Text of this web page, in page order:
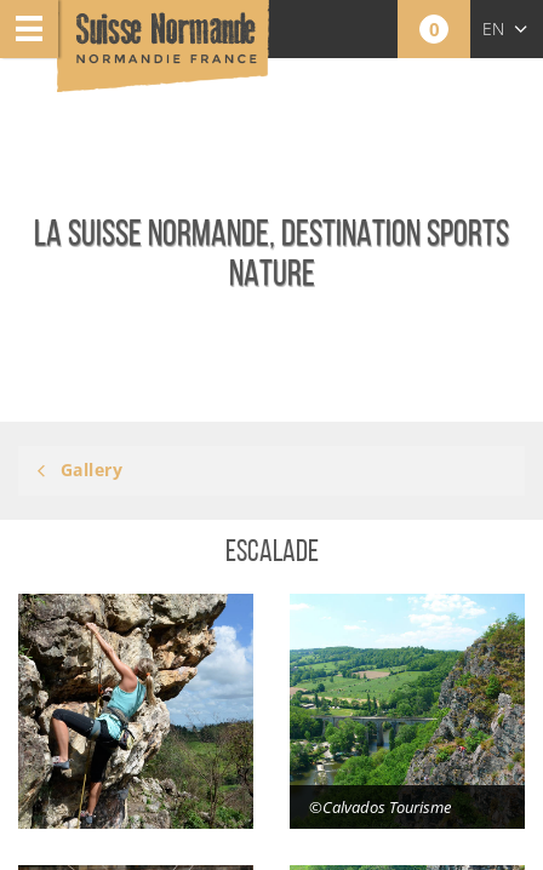
0 EN
LA SUISSE NORMANDE, DESTINATION SPORTS
NATURE
Gallery
Escalade
©Calvados Tourisme